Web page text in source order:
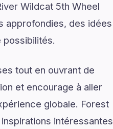
Wildcat 5th Wheel
approfondies, des idées
possibilités.
tout en ouvrant de
et encourage à aller
globale. Forest
intéressantes